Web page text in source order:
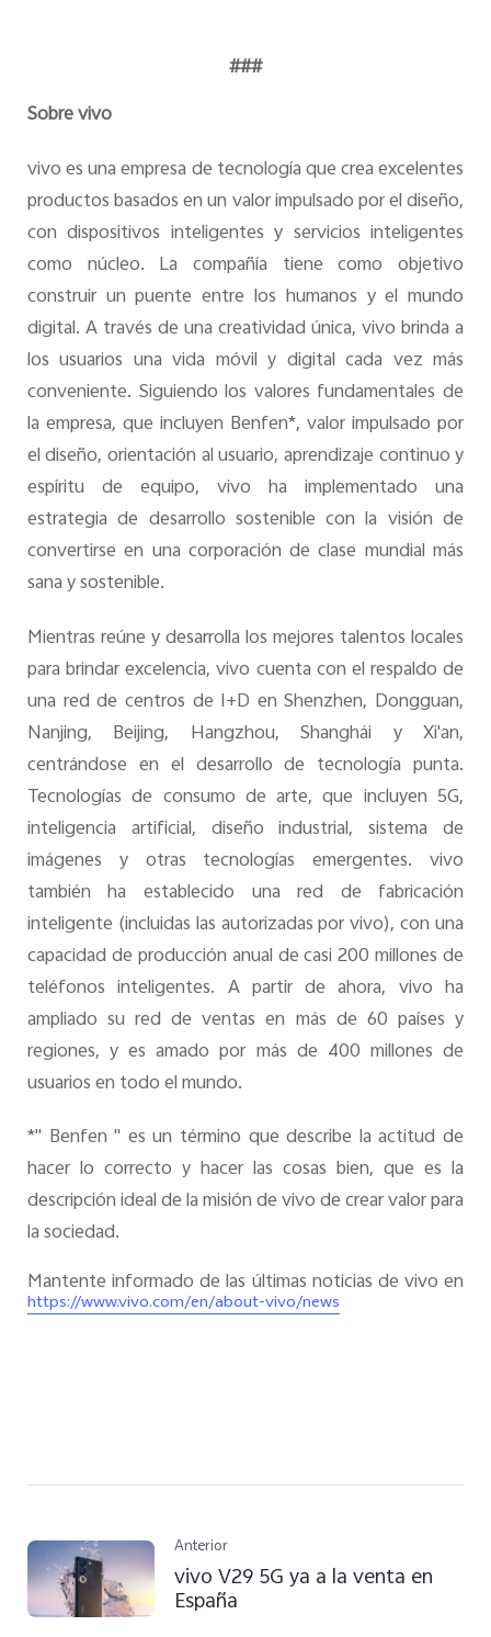
###
Sobre vivo
vivo es una empresa de tecnología que crea excelentes
productos basados en un valor impulsado por el diseño,
con dispositivos inteligentes y servicios inteligentes
como núcleo. La compañía tiene como objetivo
construir un puente entre los humanos y el mundo
digital. A través de una creatividad única, vivo brinda a
los usuarios una vida móvil y digital cada vez más
conveniente. Siguiendo los valores fundamentales de
la empresa, que incluyen Benfen*, valor impulsado por
el diseño, orientación al usuario, aprendizaje continuo y
espíritu de equipo, vivo ha implementado una
estrategia de desarrollo sostenible con la visión de
convertirse en una corporación de clase mundial más
sana y sostenible.
Mientras reúne y desarrolla los mejores talentos locales
para brindar excelencia, vivo cuenta con el respaldo de
una red de centros de I+D en Shenzhen, Dongguan,
Nanjing, Beijing, Hangzhou, Shanghái y Xi'an,
centrándose en el desarrollo de tecnología punta.
Tecnologías de consumo de arte, que incluyen 5G,
inteligencia artificial, diseño industrial, sistema de
imágenes y otras tecnologías emergentes. vivo
también ha establecido una red de fabricación
inteligente (incluidas las autorizadas por vivo), con una
capacidad de producción anual de casi 200 millones de
teléfonos inteligentes. A partir de ahora, vivo ha
ampliado su red de ventas en más de 60 países y
regiones, y es amado por más de 400 millones de
usuarios en todo el mundo.
*" Benfen " es un término que describe la actitud de
hacer lo correcto y hacer las cosas bien, que es la
descripción ideal de la misión de vivo de crear valor para
la sociedad.
Mantente informado de las últimas noticias de vivo en
https://www.vivo.com/en/about-vivo/news
Anterior
vivo V29 5G ya a la venta en
España